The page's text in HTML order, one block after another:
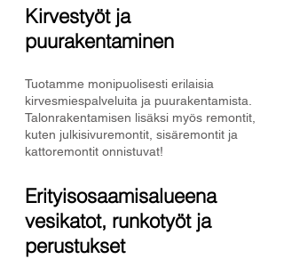
Kirvestyöt ja
puurakentaminen
Tuotamme monipuolisesti erilaisia
kirvesmiespalveluita ja puurakentamista.
Talonrakentamisen lisäksi myös remontit,
kuten julkisivuremontit, sisäremontit ja
kattoremontit onnistuvat!
Erityisosaamisalueena
vesikatot, runkotyöt ja
perustukset